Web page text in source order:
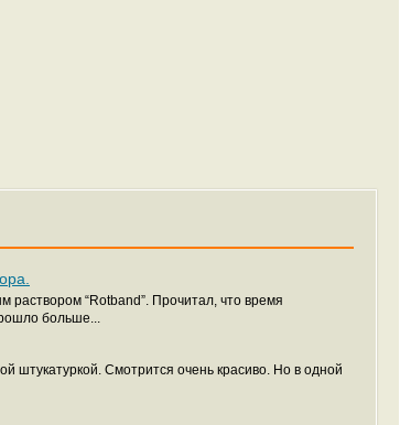
раствором “Rotband”. Прочитал, что время
больше...
штукатуркой. Смотрится очень красиво. Но в одной